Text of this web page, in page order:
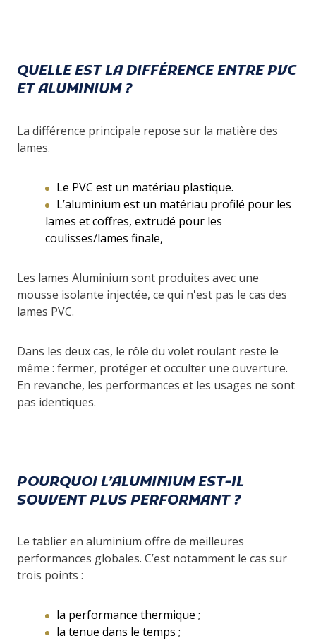
QUELLE EST LA DIFFÉRENCE ENTRE PVC
ET ALUMINIUM ?
La différence principale repose sur la matière des
lames.
Le PVC est un matériau plastique.
L’aluminium est un matériau profilé pour les
lames et coffres, extrudé pour les
coulisses/lames finale,
Les lames Aluminium sont produites avec une
mousse isolante injectée, ce qui n'est pas le cas des
lames PVC.
Dans les deux cas, le rôle du volet roulant reste le
même : fermer, protéger et occulter une ouverture.
En revanche, les performances et les usages ne sont
pas identiques.
POURQUOI L’ALUMINIUM EST-IL
SOUVENT PLUS PERFORMANT ?
Le tablier en aluminium offre de meilleures
performances globales. C’est notamment le cas sur
trois points :
la performance thermique ;
la tenue dans le temps ;